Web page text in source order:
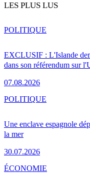
LES PLUS LUS
EXCLUSIF : L'Islande
dans son référendum sur
07.08.2026
POLITIQUE
Une enclave espagnole
la mer
30.07.2026
POLITIQUE
ÉCONOMIE